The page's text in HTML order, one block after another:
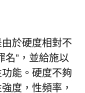
於硬度相對不
名”，並給施以
能。硬度不夠
度，性頻率，